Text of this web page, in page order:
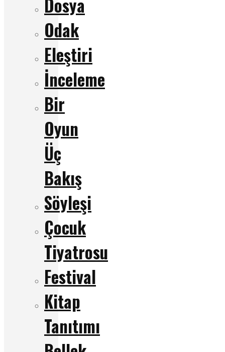
Dosya
Odak
Eleştiri
İnceleme
Bir
Oyun
Üç
Bakış
Söyleşi
Çocuk
Tiyatrosu
Festival
Kitap
Tanıtımı